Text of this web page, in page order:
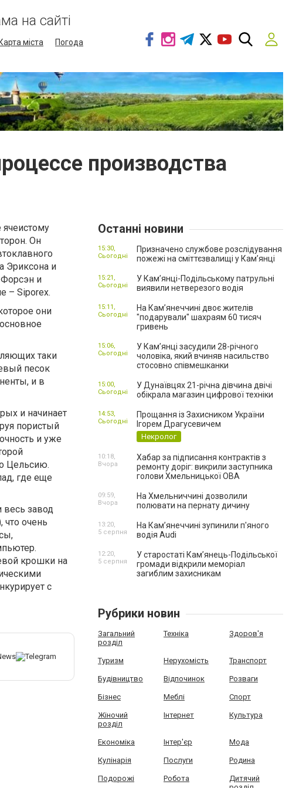
на сайті
Карта міста
Погода
производства
Он
Эриксона и
и
– Siporex.
они
таки
песок
и в
и начинает
пористый
и уже
Цельсию.
где еще
весь завод
очень
крошки на
с
Останні новини
Призначено службове розслідування
пожежі на сміттєзвалищі у Кам’янці
15:30,
Сьогодні
У Кам’янці-Подільському патрульні
виявили нетверезого водія
15:21,
Сьогодні
На Камʼянеччині двоє жителів
"подарували" шахраям 60 тисяч
гривень
15:11,
Сьогодні
У Камʼянці засудили 28-річного
чоловіка, який вчиняв насильство
стосовно співмешканки
15:06,
Сьогодні
У Дунаївцях 21-річна дівчина двічі
обікрала магазин цифрової техніки
15:00,
Сьогодні
Прощання із Захисником України
Ігорем Драгусевичем
Некролог
14:53,
Сьогодні
Хабар за підписання контрактів з
ремонту доріг: викрили заступника
голови Хмельницької ОВА
10:18,
Вчора
На Хмельниччині дозволили
полювати на пернату дичину
09:59,
Вчора
На Камʼянеччині зупинили п'яного
водія Audi
13:20,
5 серпня
У старостаті Кам’янець-Подільської
громади відкрили меморіал
загиблим захисникам
12:20,
5 серпня
Рубрики новин
Загальний
розділ
Техніка Здоров'я
Туризм Нерухомість Транспорт
Будівництво Відпочинок Розваги
Бізнес Меблі Спорт
Жіночий
розділ
Інтернет Культура
Економіка Інтер'єр Мода
Кулінарія Послуги Родина
Подорожі Робота
Дитячий